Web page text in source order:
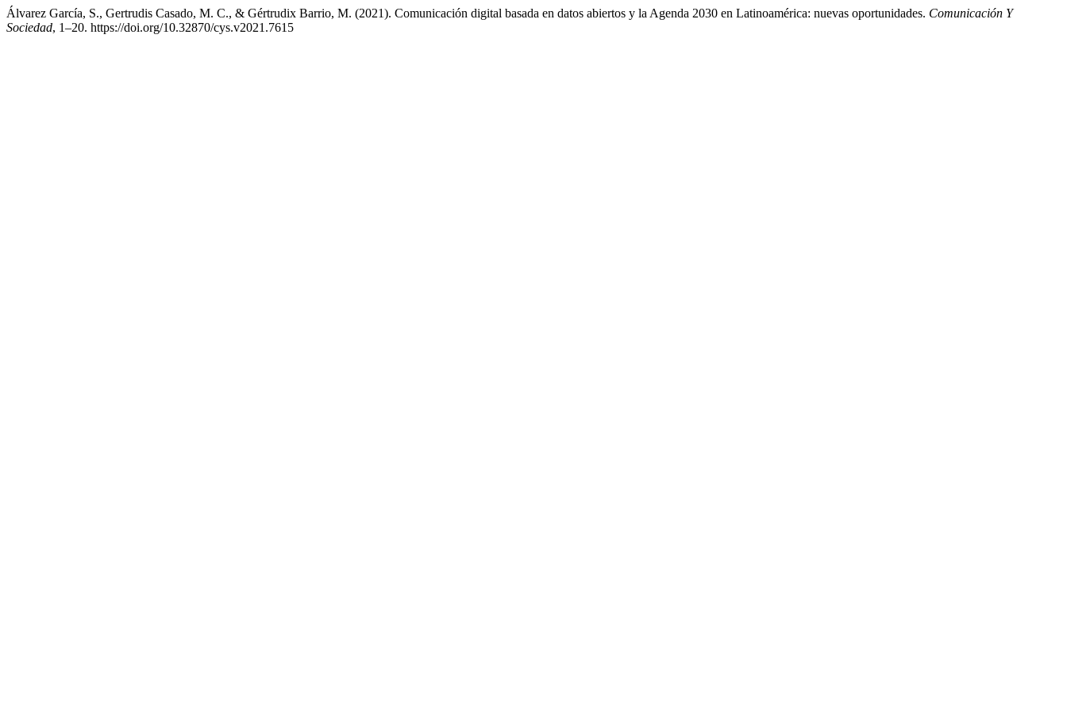
Álvarez García, S., Gertrudis Casado, M. C., & Gértrudix Barrio, M. (2021). Comunicación digital basada en datos abiertos y la Agenda 2030 en Latinoamérica: nuevas oportunidades. Comunicación Y
Sociedad, 1–20. https://doi.org/10.32870/cys.v2021.7615